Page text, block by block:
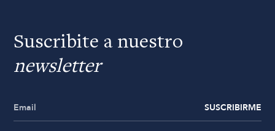
Suscribite a nuestro
newsletter
SUSCRIBIRME